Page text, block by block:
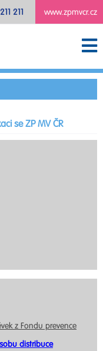
www.zpmvcr.cz
211
se ZP MV ČR
z Fondu prevence
distribuce